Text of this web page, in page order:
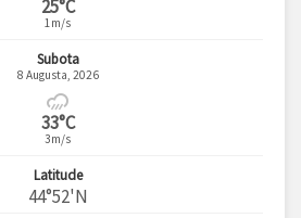
25°C
1m/s
Subota
8 Augusta, 2026
33°C
3m/s
Latitude
44°52'N